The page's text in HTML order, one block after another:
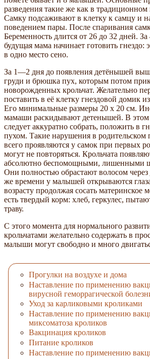
разведения такие же как в традиционном
Самку подсаживают в клетку к самцу и
поведением пары. После спаривания
Беременность длится от 26 до 32 дней.
будущая мама начинает готовить гнездо:
в одно место сено.
За 1—2 дня до появления детёнышей
груди и брюшка пух, которым потом
новорожденных крольчат. Желательно
поставить в её клетку гнездовой домик
Его минимальные размеры 20 х 20 см.
мамаши раскидывают детенышей. В этом
следует аккуратно собрать, положить в
пухом. Такие нарушения в родительском
всего проявляются у самок при первых
могут не повторяться. Крольчата
абсолютно беспомощными, лишенными
Они полностью обрастают волосом через
же времени у малышей открываются
возрасту продолжая сосать материнское
есть твердый корм: хлеб, геркулес,
траву.
С этого момента для нормального
крольчатами желательно содержать в
малыши могут свободно и много
Прогулки на воздухе и дома
Наставление по применению
вирусной геморрагической
Уход за карликовыми кроликами
Наставление по применению
миксоматоза кроликов
Вакцинация кроликов
Питание кроликов
Наставление по применению